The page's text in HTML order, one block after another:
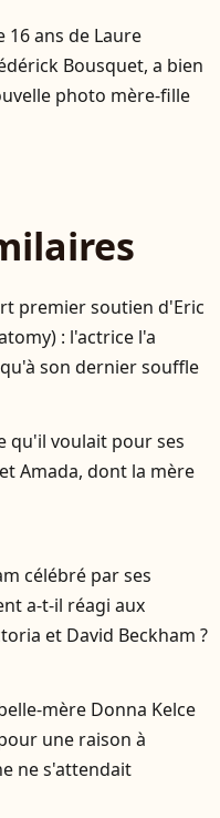
16 ans de Laure
Bousquet, a bien
photo mère-fille
premier soutien d'Eric
: l'actrice l'a
son dernier souffle
qu'il voulait pour ses
Amada, dont la mère
célébré par ses
a-t-il réagi aux
et David Beckham ?
mère Donna Kelce
une raison à
ne s'attendait